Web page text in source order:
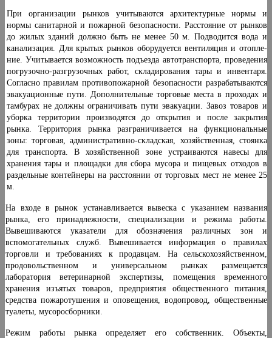
При организации рынков учитываются архитектур­ные нормы и
нормы санитарной и пожарной безопас­ности. Расстояние от рынков
до жилых зданий должно быть не менее 50 м. Подводится вода и
канализация. Для крытых рынков оборудуется вентиляция и отопле­
ние. Учитывается возможность подъезда автотранспор­та, проведения
погрузочно-разгрузочных работ, скла­дирования тары и инвентаря.
Согласно правилам про­тивопожарной безопасности разрабатываются
эвакуа­ционные пути. Дополнительные торговые места в про­ходах и
тамбурах не должны ограничивать пути эваку­ации. Завоз товаров и
уборка территории производятся до открытия и после закрытия
рынка. Территория рын­ка разграничивается на функциональные
зоны: торго­вая, административно-складская, хозяйственная, сто­янка
для транспорта. В хозяйственной зоне устраива­ются навесы для
хранения тары и площадки для сбора мусора и пищевых отходов в
раздельные контейнеры на расстоянии от торговых мест не менее 25
м.
На входе в рынок устанавливается вывеска с указа­нием названия
рынка, его принадлежности, специа­лизации и режима работы.
Вывешиваются указатели для обозначения различных зон и
вспомогательных служб. Вывешивается информация о правилах
торговли и требованиях к продавцам. На сельскохозяйствен­ном,
продовольственном и универсальном рынках раз­мещается
лаборатория ветеринарной экспертизы, по­мещения временного
хранения изъятых товаров, пред­приятия общественного питания,
средства пожаротушения и оповещения, водопровод, общественные
туа­леты, мусоросборники.
Режим работы рынка определяет его собственник. Объекты,